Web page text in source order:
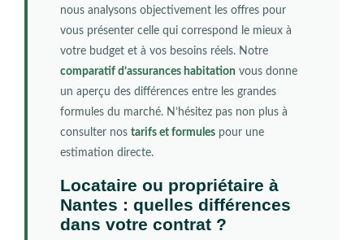
nous analysons objectivement les offres pour
vous présenter celle qui correspond le mieux à
votre budget et à vos besoins réels. Notre
comparatif d’assurances habitation vous donne
un aperçu des différences entre les grandes
formules du marché. N’hésitez pas non plus à
consulter nostarifs et formules pour une
estimation directe.
Locataire ou propriétaire à
Nantes : quelles différences
dans votre contrat ?